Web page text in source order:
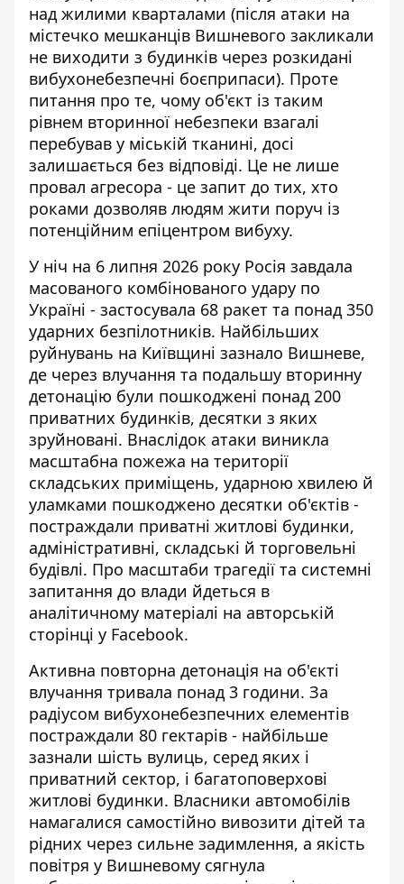
над жилими кварталами (після атаки на
містечко мешканців Вишневого закликали
не виходити з будинків через розкидані
вибухонебезпечні боєприпаси). Проте
питання про те, чому об'єкт із таким
рівнем вторинної небезпеки взагалі
перебував у міській тканині, досі
залишається без відповіді. Це не лише
провал агресора - це запит до тих, хто
роками дозволяв людям жити поруч із
потенційним епіцентром вибуху.
У ніч на 6 липня 2026 року Росія завдала
масованого комбінованого удару по
Україні - застосувала 68 ракет та понад 350
ударних безпілотників. Найбільших
руйнувань на Київщині зазнало Вишневе,
де через влучання та подальшу вторинну
детонацію були пошкоджені понад 200
приватних будинків, десятки з яких
зруйновані. Внаслідок атаки виникла
масштабна пожежа на території
складських приміщень, ударною хвилею й
уламками пошкоджено десятки об'єктів -
постраждали приватні житлові будинки,
адміністративні, складські й торговельні
будівлі. Про масштаби трагедії та системні
запитання до влади йдеться в
аналітичному матеріалі на авторській
сторінці у Facebook.
Активна повторна детонація на об'єкті
влучання тривала понад 3 години. За
радіусом вибухонебезпечних елементів
постраждали 80 гектарів - найбільше
зазнали шість вулиць, серед яких і
приватний сектор, і багатоповерхові
житлові будинки. Власники автомобілів
намагалися самостійно вивозити дітей та
рідних через сильне задимлення, а якість
повітря у Вишневому сягнула